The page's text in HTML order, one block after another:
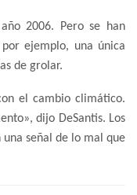
2006. Pero se han
ejemplo, una única
de grolar.
el cambio climático.
dijo DeSantis. Los
señal de lo mal que